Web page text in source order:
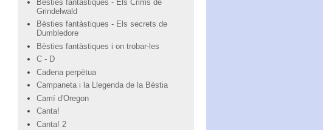
Bèsties fantàstiques - Els Crims de
Grindelwald
Bèsties fantàstiques - Els secrets de
Dumbledore
Bèsties fantàstiques i on trobar-les
C - D
Cadena perpètua
Campaneta i la Llegenda de la Bèstia
Camí d'Oregon
Canta!
Canta! 2